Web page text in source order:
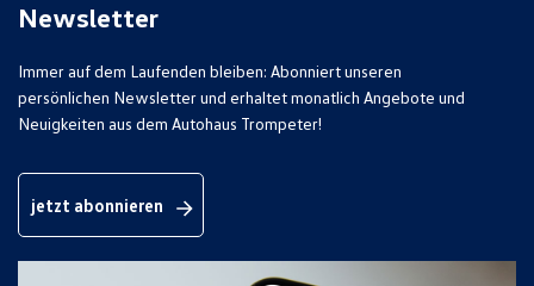
Newsletter
Immer auf dem Laufenden bleiben: Abonniert unseren
persönlichen Newsletter und erhaltet monatlich Angebote und
Neuigkeiten aus dem Autohaus Trompeter!
jetzt abonnieren